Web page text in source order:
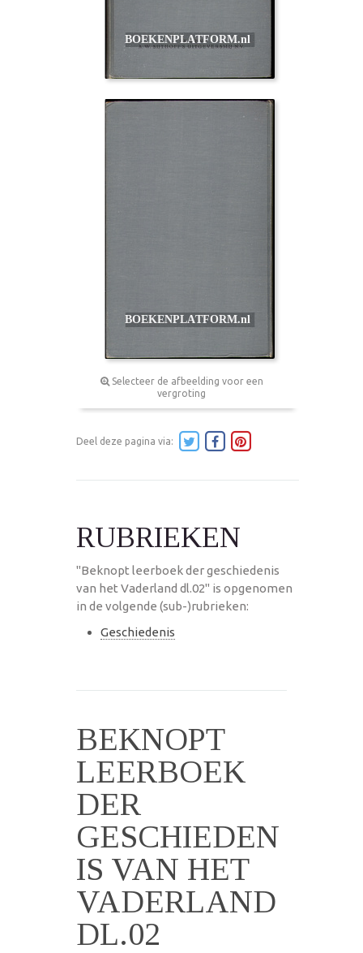
Selecteer de afbeelding voor een
vergroting
Deel deze pagina via:
RUBRIEKEN
"Beknopt leerboek der geschiedenis
van het Vaderland dl.02" is opgenomen
in de volgende (sub-)rubrieken:
Geschiedenis
BEKNOPT
LEERBOEK
DER
GESCHIEDEN
IS VAN HET
VADERLAND
DL.02